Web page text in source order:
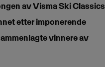
av Visma Ski Classics
etter imponerende
vinnere av